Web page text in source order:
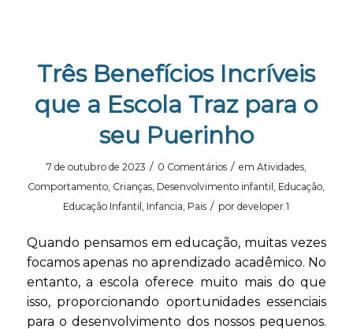
Três Benefícios Incríveis
que a Escola Traz para o
seu Puerinho
7 de outubro de 2023 / 0 Comentários / em Atividades,
Comportamento Crianças Desenvolvimento infantil Educação
Educação Infantil
Infancia Pais / pordeveloper.1
Quando pensamos em educação, muitas vezes
focamos apenas no aprendizado acadêmico. No
entanto, a escola oferece muito mais do que
isso, proporcionando oportunidades essenciais
para o desenvolvimento dos nossos pequenos.